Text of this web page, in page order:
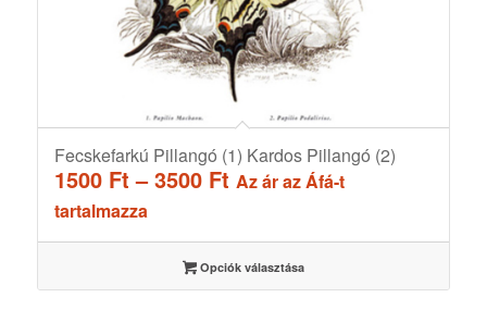
Fecskefarkú Pillangó (1) Kardos Pillangó (2)
1500 Ft – 3500 FtÁrtartomány:
3500 Ft
Az ár az Áfá-t
tartalmazza
Opciók választása